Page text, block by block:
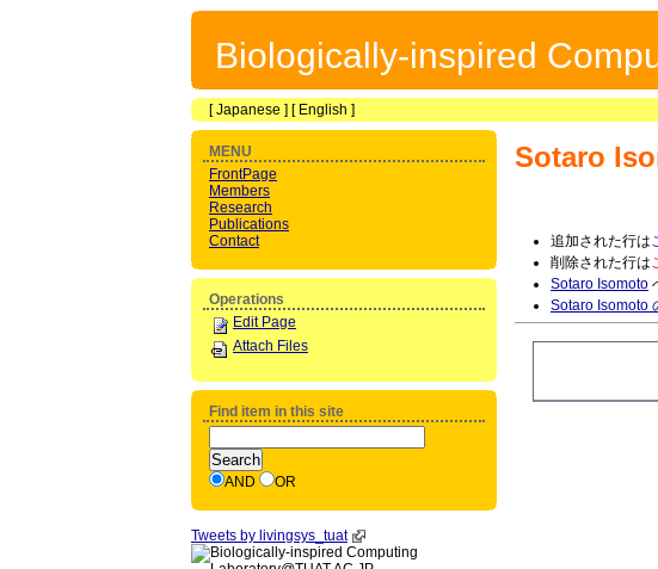
Biologically-inspired
[Japanese ] [ English ]
Sotaro
追加された行は
削除された行は
Sotaro Isomoto
Sotaro Isomoto
MENU
FrontPage
Members
Research
Publications
Contact
Operations
Edit Page
Attach Files
Find item in this site
AND OR
Tweets by livingsys_tuat